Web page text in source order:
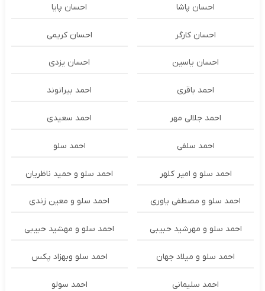
احسان پاشا احسان پایا
احسان کارگر احسان کریمی
احسان یاسین احسان یزدی
احمد باقری احمد بیرانوند
احمد جلالی مهر احمد سعیدی
احمد سلفی احمد سلو
احمد سلو و امیر کلهر احمد سلو و حمید ناظریان
احمد سلو و مصطفی یاوری احمد سلو و معین زندی
احمد سلو و مهرشید حبیبی احمد سلو و مهشید حبیبی
احمد سلو و میلاد جهان احمد سلو وبهزاد پکس
احمد سلیمانی احمد سولو